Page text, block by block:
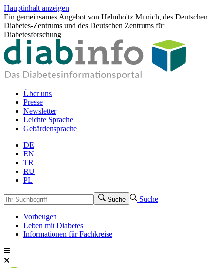
Hauptinhalt anzeigen
Ein gemeinsames Angebot von Helmholtz Munich, des Deutschen
Diabetes-Zentrums und des Deutschen Zentrums für
Diabetesforschung
Über uns
Presse
Newsletter
Leichte Sprache
Gebärdensprache
DE
EN
TR
RU
PL
Suche Suche
Vorbeugen
Leben mit Diabetes
Informationen für Fachkreise